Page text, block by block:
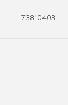
73810403